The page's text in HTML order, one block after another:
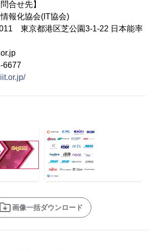
合せ先】
報化協会(IT協会)
東京都港区芝公園3-1-22 日本能率
画像一括ダウンロード